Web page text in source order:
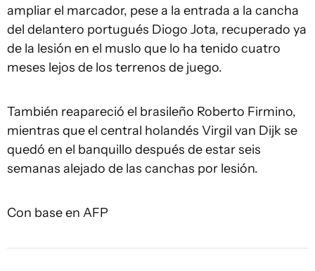
ampliar el marcador, pese a la entrada a la cancha
del delantero portugués Diogo Jota, recuperado ya
de la lesión en el muslo que lo ha tenido cuatro
meses lejos de los terrenos de juego.
También reapareció el brasileño Roberto Firmino,
mientras que el central holandés Virgil van Dijk se
quedó en el banquillo después de estar seis
semanas alejado de las canchas por lesión.
Con base en AFP